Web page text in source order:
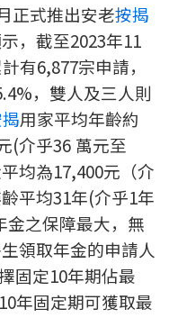
正式推出安老按揭
，截至2023年11
有6,877宗申請，
，雙人及三人則
用家平均年齡約
(介乎36 萬元至
均為17,400元（介
平均31年(介乎1年
金之保障最大，無
領取年金的申請人
固定10年期佔最
年固定期可獲取最